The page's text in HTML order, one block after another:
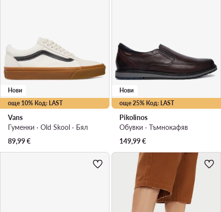
още 10% Код: LAST
Нови
Vans
Гуменки · Old Skool · Бял
89,99€
още 25% Код: LAST
Нови
Pikolinos
Обувки · Тъмнокафяв
149,99€